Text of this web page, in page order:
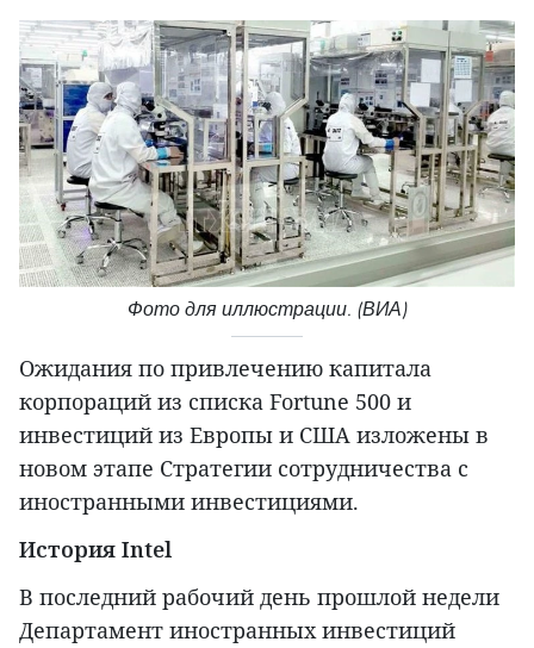
Фото для иллюстрации. (ВИА)
Ожидания по привлечению капитала
корпораций из списка Fortune 500 и
инвестиций из Европы и США изложены в
новом этапе Стратегии сотрудничества с
иностранными инвестициями.
История Intel
В последний рабочий день прошлой недели
Департамент иностранных инвестиций